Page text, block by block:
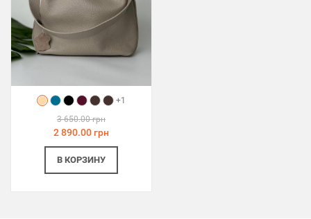
+1
3 650.00 грн
2 890.00 грн
В КОРЗИНУ